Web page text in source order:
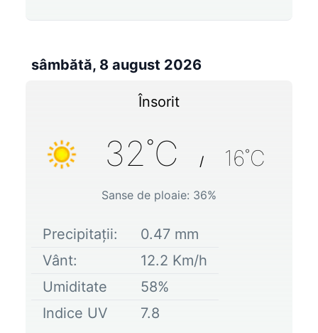
sâmbătă, 8 august 2026
Însorit
32˚C / 16˚C
Sanse de ploaie: 36%
Precipitații: 0.47 mm
Vânt:
12.2 Km/h
Umiditate
58%
Indice UV
7.8